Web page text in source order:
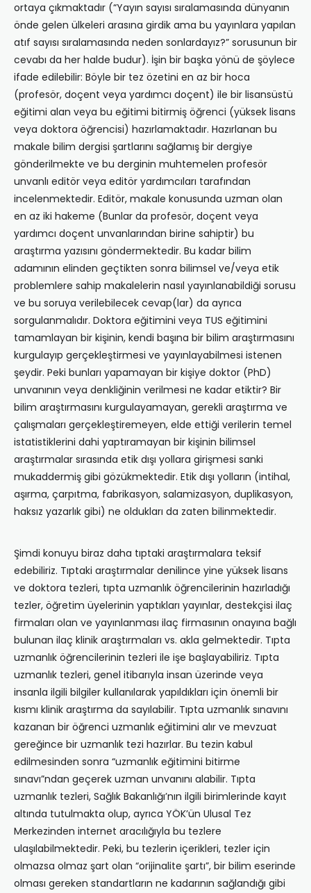
ortaya çıkmaktadır (“Yayın sayısı sıralamasında dünyanın
önde gelen ülkeleri arasına girdik ama bu yayınlara yapılan
atıf sayısı sıralamasında neden sonlardayız?” sorusunun bir
cevabı da her halde budur). İşin bir başka yönü de şöylece
ifade edilebilir: Böyle bir tez özetini en az bir hoca
(profesör, doçent veya yardımcı doçent) ile bir lisansüstü
eğitimi alan veya bu eğitimi bitirmiş öğrenci (yüksek lisans
veya doktora öğrencisi) hazırlamaktadır. Hazırlanan bu
makale bilim dergisi şartlarını sağlamış bir dergiye
gönderilmekte ve bu derginin muhtemelen profesör
unvanlı editör veya editör yardımcıları tarafından
incelenmektedir. Editör, makale konusunda uzman olan
en az iki hakeme (Bunlar da profesör, doçent veya
yardımcı doçent unvanlarından birine sahiptir) bu
araştırma yazısını göndermektedir. Bu kadar bilim
adamının elinden geçtikten sonra bilimsel ve/veya etik
problemlere sahip makalelerin nasıl yayınlanabildiği sorusu
ve bu soruya verilebilecek cevap(lar) da ayrıca
sorgulanmalıdır. Doktora eğitimini veya TUS eğitimini
tamamlayan bir kişinin, kendi başına bir bilim araştırmasını
kurgulayıp gerçekleştirmesi ve yayınlayabilmesi istenen
şeydir. Peki bunları yapamayan bir kişiye doktor (PhD)
unvanının veya denkliğinin verilmesi ne kadar etiktir? Bir
bilim araştırmasını kurgulayamayan, gerekli araştırma ve
çalışmaları gerçekleştiremeyen, elde ettiği verilerin temel
istatistiklerini dahi yaptıramayan bir kişinin bilimsel
araştırmalar sırasında etik dışı yollara girişmesi sanki
mukaddermiş gibi gözükmektedir. Etik dışı yolların (intihal,
aşırma, çarpıtma, fabrikasyon, salamizasyon, duplikasyon,
haksız yazarlık gibi) ne oldukları da zaten bilinmektedir.
Şimdi konuyu biraz daha tıptaki araştırmalara teksif
edebiliriz. Tıptaki araştırmalar denilince yine yüksek lisans
ve doktora tezleri, tıpta uzmanlık öğrencilerinin hazırladığı
tezler, öğretim üyelerinin yaptıkları yayınlar, destekçisi ilaç
firmaları olan ve yayınlanması ilaç firmasının onayına bağlı
bulunan ilaç klinik araştırmaları vs. akla gelmektedir. Tıpta
uzmanlık öğrencilerinin tezleri ile işe başlayabiliriz. Tıpta
uzmanlık tezleri, genel itibarıyla insan üzerinde veya
insanla ilgili bilgiler kullanılarak yapıldıkları için önemli bir
kısmı klinik araştırma da sayılabilir. Tıpta uzmanlık sınavını
kazanan bir öğrenci uzmanlık eğitimini alır ve mevzuat
gereğince bir uzmanlık tezi hazırlar. Bu tezin kabul
edilmesinden sonra “uzmanlık eğitimini bitirme
sınavı”ndan geçerek uzman unvanını alabilir. Tıpta
uzmanlık tezleri, Sağlık Bakanlığı’nın ilgili birimlerinde kayıt
altında tutulmakta olup, ayrıca YÖK’ün Ulusal Tez
Merkezinden internet aracılığıyla bu tezlere
ulaşılabilmektedir. Peki, bu tezlerin içerikleri, tezler için
olmazsa olmaz şart olan “orijinalite şartı”, bir bilim eserinde
olması gereken standartların ne kadarının sağlandığı gibi